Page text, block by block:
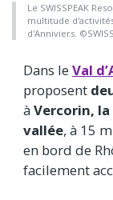
Le SWISSPEAK
multitude
d'Anniviers.
Dans le Val
proposent
àVercorin,
vallée, à 15
en bord de
facilement